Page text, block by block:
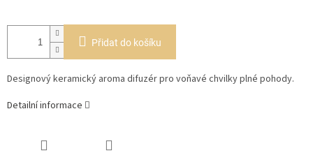
Přidat do košíku
Designový keramický aroma difuzér pro voňavé chvilky plné pohody.
Detailní informace